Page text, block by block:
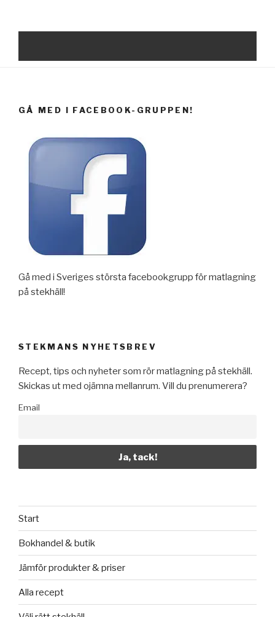
GÅ MED I FACEBOOK-GRUPPEN!
Gå med i Sveriges största facebookgrupp för matlagning
på stekhäll!
STEKMANS NYHETSBREV
Recept, tips och nyheter som rör matlagning på stekhäll.
Skickas ut med ojämna mellanrum. Vill du prenumerera?
Email
Start
Bokhandel & butik
Jämför produkter & priser
Alla recept